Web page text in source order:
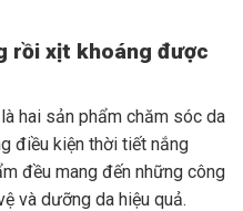
rồi xịt khoáng được
hai sản phẩm chăm sóc da
điều kiện thời tiết nắng
đều mang đến những công
và dưỡng da hiệu quả.